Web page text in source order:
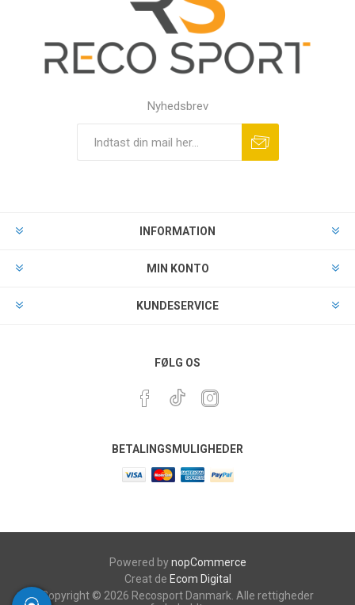
Nyhedsbrev
INFORMATION
MIN KONTO
KUNDESERVICE
FØLG OS
BETALINGSMULIGHEDER
Powered bynopCommerce
Creat de Ecom Digital
Copyright © 2026 Recosport Danmark. Alle rettigheder